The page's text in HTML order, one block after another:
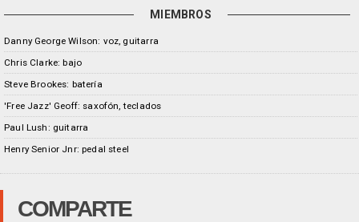
MIEMBROS
Danny George Wilson: voz, guitarra
Chris Clarke: bajo
Steve Brookes: batería
'Free Jazz' Geoff: saxofón, teclados
Paul Lush: guitarra
Henry Senior Jnr: pedal steel
COMPARTE